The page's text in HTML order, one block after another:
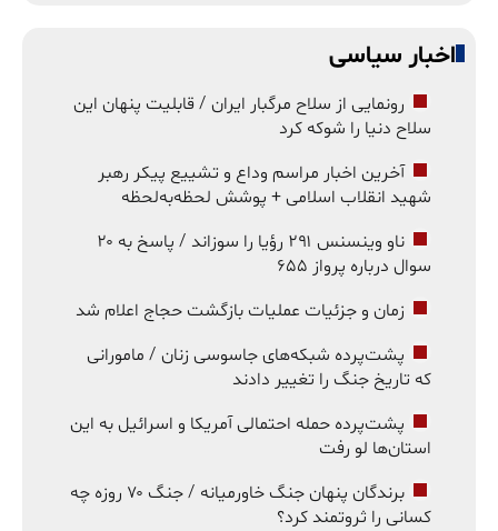
اخبار سیاسی
رونمایی از سلاح مرگبار ایران / قابلیت پنهان این
سلاح دنیا را شوکه کرد
آخرین اخبار مراسم وداع و تشییع پیکر رهبر
شهید انقلاب اسلامی + پوشش لحظه‌به‌لحظه
ناو وینسنس ۲۹۱ رؤیا را سوزاند / پاسخ به ۲۰
سوال درباره پرواز ۶۵۵
زمان و جزئیات عملیات بازگشت حجاج اعلام شد
پشت‌پرده شبکه‌های جاسوسی زنان / مامورانی
که تاریخ جنگ را تغییر دادند
پشت‌پرده حمله احتمالی آمریکا و اسرائیل به این
استان‌ها لو رفت
برندگان پنهان جنگ خاورمیانه / جنگ ۷۰ روزه چه
کسانی را ثروتمند کرد؟